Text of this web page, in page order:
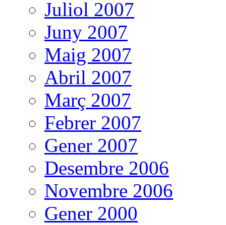
Juliol 2007
Juny 2007
Maig 2007
Abril 2007
Març 2007
Febrer 2007
Gener 2007
Desembre 2006
Novembre 2006
Gener 2000